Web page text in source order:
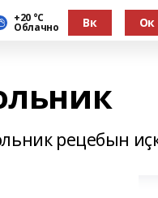
+20 °С
Облачно Вк Ок
рецебын